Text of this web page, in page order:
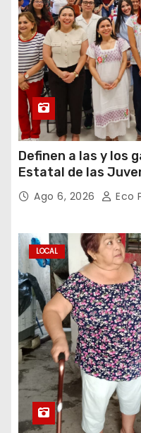
Definen a las y los
Estatal de las
Ago 6, 2026 Eco
LOCAL